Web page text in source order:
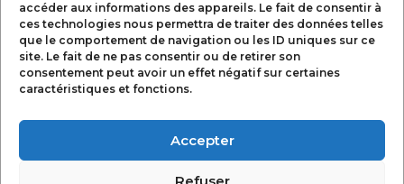
accéder aux informations des appareils. Le fait de consentir à
ces technologies nous permettra de traiter des données telles
que le comportement de navigation ou les ID uniques sur ce
site. Le fait de ne pas consentir ou de retirer son
consentement peut avoir un effet négatif sur certaines
caractéristiques et fonctions.
Accepter
Refuser